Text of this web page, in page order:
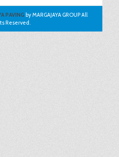
PAVING by MARGAJAYA GROUP All
Reserved.